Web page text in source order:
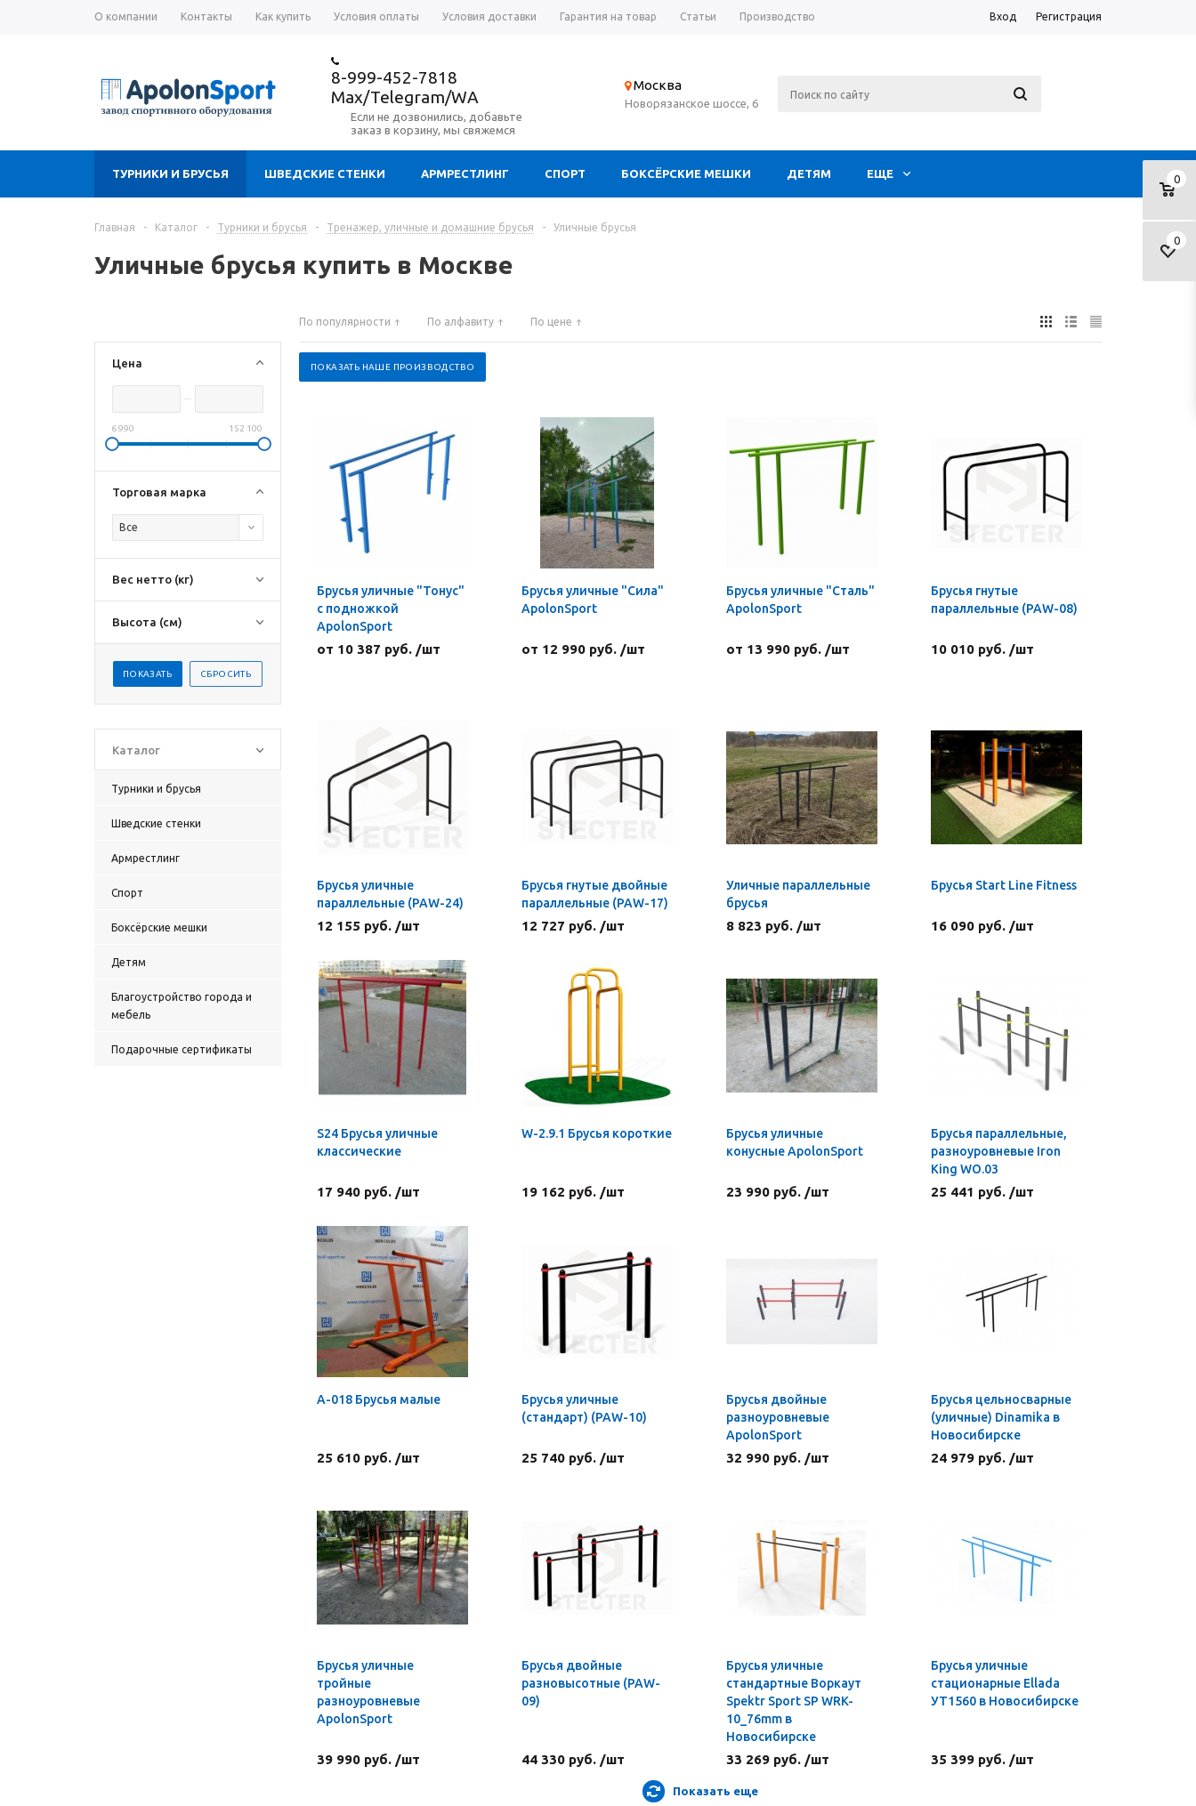
О компании Контакты Как купить Условия оплаты Условия доставки Гарантия на товар Статьи Производство Вход Регистрация
8-999-452-7818
Max/Telegram/WA
Если не дозвонились, добавьте
заказ в корзину, мы свяжемся
Москва
Новорязанское шоссе, 6
0
0
ТУРНИКИ И БРУСЬЯ ШВЕДСКИЕ СТЕНКИ АРМРЕСТЛИНГ СПОРТ БОКСЁРСКИЕ МЕШКИ ДЕТЯМ ЕЩЕ
Главная - Каталог - Турники и брусья - Тренажер, уличные и домашние брусья - Уличные брусья
Уличные брусья купить в Москве
Цена
6 990 152 100
Торговая марка
Все
Вес нетто (кг)
Высота (см)
Каталог
Турники и брусья
Шведские стенки
Армрестлинг
Спорт
Боксёрские мешки
Детям
Благоустройство города и
мебель
Подарочные сертификаты
По популярности По алфавиту По цене
ПОКАЗАТЬ НАШЕ ПРОИЗВОДСТВО
Брусья уличные "Тонус"
с подножкой
ApolonSport
от 10 387 руб. /шт
Брусья уличные "Сила"
ApolonSport
от 12 990 руб. /шт
Брусья уличные "Сталь"
ApolonSport
от 13 990 руб. /шт
Брусья гнутые
параллельные (PAW-08)
10 010 руб. /шт
Брусья уличные
параллельные (PAW-24)
12 155 руб. /шт
Брусья гнутые двойные
параллельные (PAW-17)
12 727 руб. /шт
Уличные параллельные
брусья
8 823 руб. /шт
Брусья Start Line Fitness
16 090 руб. /шт
S24 Брусья уличные
классические
17 940 руб. /шт
W-2.9.1 Брусья короткие
19 162 руб. /шт
Брусья уличные
конусные ApolonSport
23 990 руб. /шт
Брусья параллельные,
разноуровневые Iron
King WO.03
25 441 руб. /шт
А-018 Брусья малые
25 610 руб. /шт
Брусья уличные
(стандарт) (PAW-10)
25 740 руб. /шт
Брусья двойные
разноуровневые
ApolonSport
32 990 руб. /шт
Брусья цельносварные
(уличные) Dinamika в
Новосибирске
24 979 руб. /шт
Брусья уличные
тройные
разноуровневые
ApolonSport
39 990 руб. /шт
Брусья двойные
разновысотные (PAW-
09)
44 330 руб. /шт
Брусья уличные
стандартные Воркаут
Spektr Sport SP WRK-
10_76mm в
Новосибирске
33 269 руб. /шт
Брусья уличные
стационарные Ellada
УТ1560 в Новосибирске
35 399 руб. /шт
Показать еще